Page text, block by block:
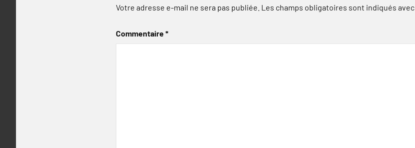
Votre adresse e-mail ne sera pas publiée. Les champs obligatoires sont indiqués avec
Commentaire*